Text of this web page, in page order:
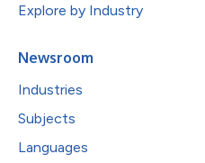
Explore by Industry
Newsroom
Industries
Subjects
Languages